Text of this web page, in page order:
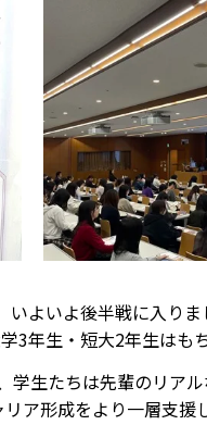
よいよ後半戦に入りま
3年生・短大2年生はも
生たちは先輩のリア
ア形成をより一層支援